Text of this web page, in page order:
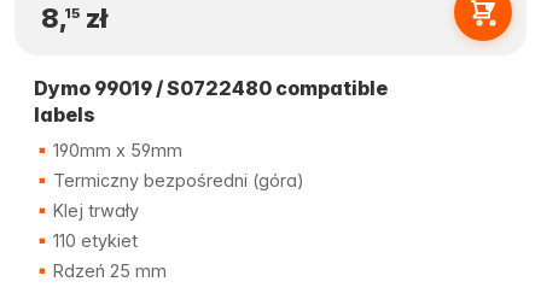
8,15zł
Dymo 99019 / S0722480 compatible
labels
190mm x 59mm
Termiczny bezpośredni (góra)
Klej trwały
110 etykiet
Rdzeń 25 mm